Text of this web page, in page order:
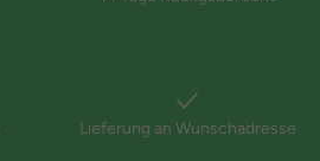
Lieferung an Wunschadresse